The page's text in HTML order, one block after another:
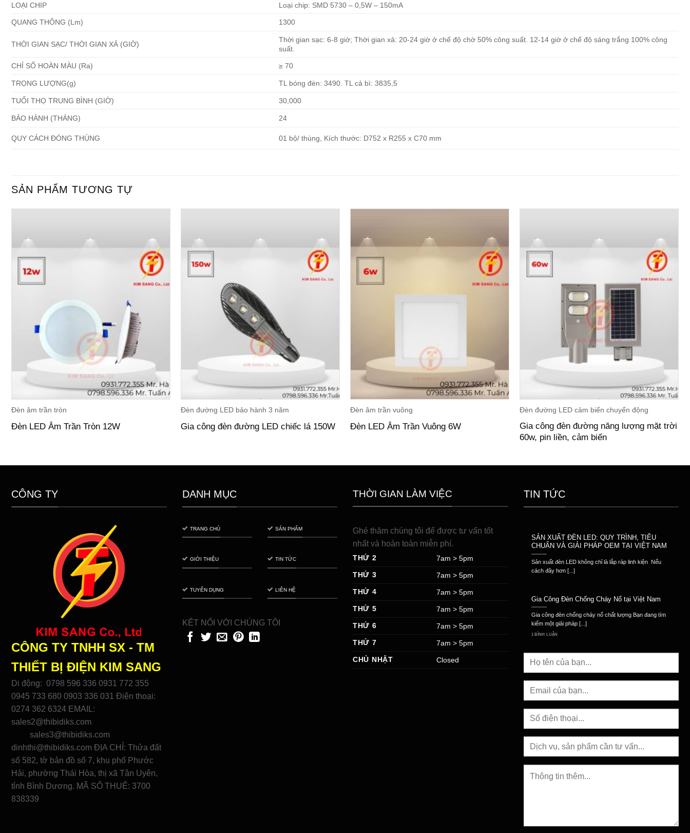
LOẠI CHIP Loại chip: SMD 5730 – 0,5W – 150mA
QUANG THÔNG (Lm) 1300
THỜI GIAN SẠC/ THỜI GIAN XẢ (GIỜ)
Thời gian sạc: 6-8 giờ; Thời gian xả: 20-24 giờ ở chế độ chờ 50% công suất. 12-14 giờ ở chế độ sáng trắng 100% công
suất.
CHỈ SỐ HOÀN MÀU (Ra) ≥ 70
TRỌNG LƯỢNG(g) TL bóng đèn: 3490. TL cả bì: 3835,5
TUỔI THỌ TRUNG BÌNH (GIỜ) 30,000
BẢO HÀNH (THÁNG) 24
QUY CÁCH ĐÓNG THÙNG 01 bộ/ thùng, Kích thước: D752 x R255 x C70 mm
SẢN PHẨM TƯƠNG TỰ
Đèn âm trần tròn
Đèn LED Âm Trần Tròn 12W
Đèn đường LED bảo hành 3 năm
Gia công đèn đường LED chiếc lá 150W
Đèn âm trần vuông
Đèn LED Âm Trần Vuông 6W
Đèn đường LED cảm biến chuyển động
Gia công đèn đường năng lượng mặt trời
60w, pin liền, cảm biến
CÔNG TY
CÔNG TY TNHH SX - TM
THIẾT BỊ ĐIỆN KIM SANG
Di động: 0798 596 336 0931 772 355
0945 733 680 0903 336 031 Điện thoại:
0274 362 6324 EMAIL:
sales2@thibidiks.com
sales3@thibidiks.com
dinhthi@thibidiks.com ĐỊA CHỈ: Thửa đất
số 582, tờ bản đồ số 7, khu phố Phước
Hải, phường Thái Hòa, thị xã Tân Uyên,
tỉnh Bình Dương. MÃ SỐ THUẾ: 3700
838339
DANH MỤC
TRANG CHỦ
GIỚI THIỆU
TUYỂN DỤNG
SẢN PHẨM
TIN TỨC
LIÊN HỆ
KẾT NỐI VỚI CHÚNG TÔI
THỜI GIAN LÀM VIỆC
Ghé thăm chúng tôi để được tư vấn tốt
nhất và hoàn toàn miễn phí.
THỨ 2
7am > 5pm
THỨ 3
7am > 5pm
THỨ 4
7am > 5pm
THỨ 5
7am > 5pm
THỨ 6
7am > 5pm
THỨ 7
7am > 5pm
CHỦ NHẬT
Closed
TIN TỨC
SẢN XUẤT ĐÈN LED: QUY TRÌNH, TIÊU
CHUẨN VÀ GIẢI PHÁP OEM TẠI VIỆT NAM
Sản xuất đèn LED không chỉ là lắp ráp linh kiện Nếu
cách đây hơn [...]
Gia Công Đèn Chống Cháy Nổ tại Việt Nam
Gia công đèn chống cháy nổ chất lượng Bạn đang tìm
kiếm một giải pháp [...]
1 BÌNH LUẬN